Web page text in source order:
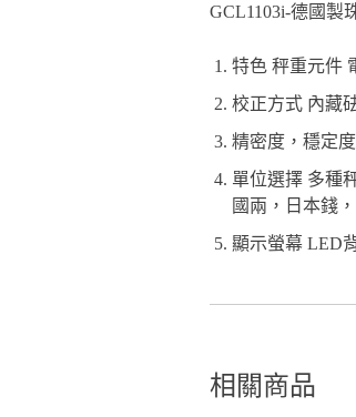
GCL1103i-德國製
特色 秤重元件
校正方式 內藏
精密度，穩定
單位選擇 多種
國兩，日本錢
顯示螢幕 LED
相關商品